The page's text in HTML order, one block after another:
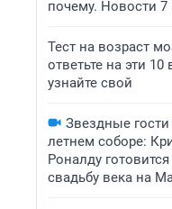
почему. Новости 7
Тест на возраст
ответьте на эти
узнайте свой
Звездные гости
летнем соборе:
Роналду
свадьбу века на